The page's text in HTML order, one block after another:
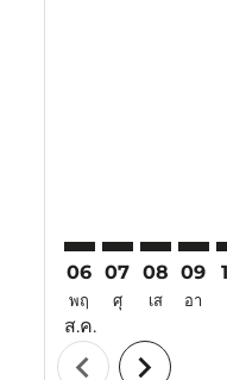
06
พฤ
ส.ค.
07
ศุ
08
เส
09
อา
chevron_left chevron_right